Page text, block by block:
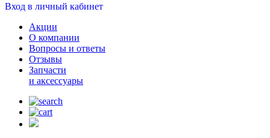
Вход в личный кабинет
Акции
О компании
Вопросы и ответы
Отзывы
Запчасти
и аксессуары